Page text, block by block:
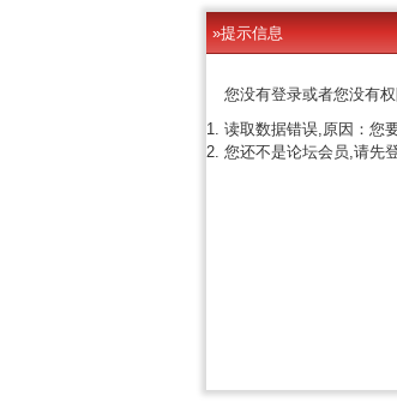
»提示信息
您没有登录或者您没有
读取数据错误,原因：您
您还不是论坛会员,请先